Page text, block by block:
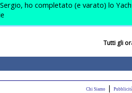
ho completato (e varato) lo
Tutti gli
Chi Siamo |